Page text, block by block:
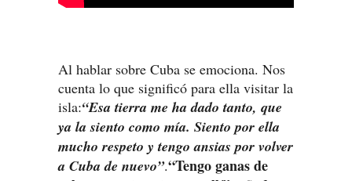
Al hablar sobre Cuba se emociona. Nos
cuenta lo que significó para ella visitar la
isla:“Esa tierra me ha dado tanto, que
ya la siento como mía. Siento por ella
mucho respeto y tengo ansias por volver
a Cuba de nuevo”.“Tengo ganas de